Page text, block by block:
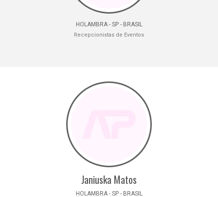
HOLAMBRA - SP - BRASIL
Recepcionistas de Eventos
Janiuska Matos
HOLAMBRA - SP - BRASIL